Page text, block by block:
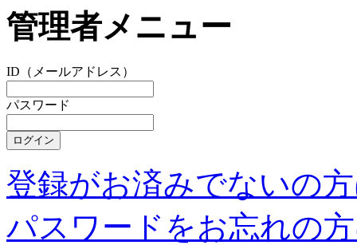
管理者メニュー
ID（メールアドレス）
パスワード
登録がお済みでないの
パスワードをお忘れの